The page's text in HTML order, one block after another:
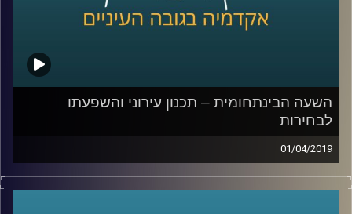
הבחירות הקרבות
השעה הבינתחומית – תכנון עירוני והשפעתו
לבחירות
01/04/2019
תכנון עירוני הוא לא הנושא עליו שמים דגש